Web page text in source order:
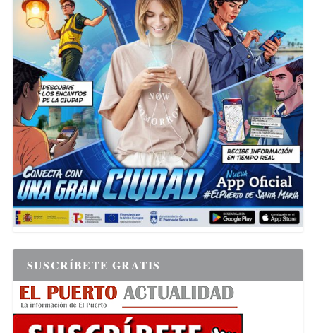
SUSCRÍBETE GRATIS